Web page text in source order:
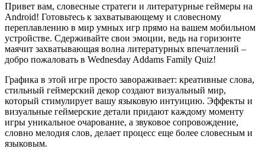
Привет вам, словесные стратеги и литературные геймеры на
Android! Готовьтесь к захватывающему и словесному
переплавлению в мир умных игр прямо на вашем мобильном
устройстве. Сдерживайте свои эмоции, ведь на горизонте
маячит захватывающая волна литературных впечатлений –
добро пожаловать в Wednesday Addams Family Quiz!
Графика в этой игре просто завораживает: креативные слова,
стильный геймерский декор создают визуальный мир,
который стимулирует вашу языковую интуицию. Эффекты и
визуальные геймерские детали придают каждому моменту
игры уникальное очарование, а звуковое сопровождение,
словно мелодия слов, делает процесс еще более словесным и
языковым.